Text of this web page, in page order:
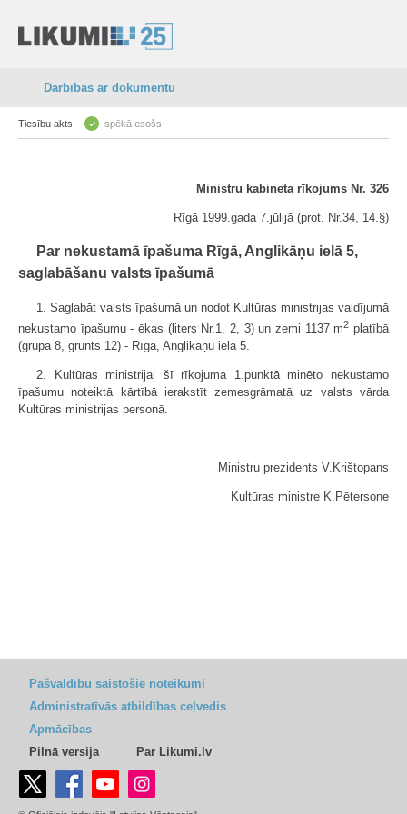
Darbības ar dokumentu
Tiesību akts: spēkā esošs
Ministru kabineta rīkojums Nr. 326
Rīgā 1999.gada 7.jūlijā (prot. Nr.34, 14.§)
Par nekustamā īpašuma Rīgā, Anglikāņu ielā 5,
saglabāšanu valsts īpašumā
1. Saglabāt valsts īpašumā un nodot Kultūras ministrijas valdījumā
nekustamo īpašumu - ēkas (liters Nr.1, 2, 3) un zemi 1137 m2 platībā
(grupa 8, grunts 12) - Rīgā, Anglikāņu ielā 5.
2. Kultūras ministrijai šī rīkojuma 1.punktā minēto nekustamo
īpašumu noteiktā kārtībā ierakstīt zemesgrāmatā uz valsts vārda
Kultūras ministrijas personā.
Ministru prezidents V.Krištopans
Kultūras ministre K.Pētersone
Pašvaldību saistošie noteikumi
Administratīvās atbildības ceļvedis
Apmācības
Pilnā versija
Par Likumi.lv